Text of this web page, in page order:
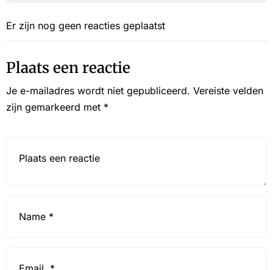
Er zijn nog geen reacties geplaatst
Plaats een reactie
Je e-mailadres wordt niet gepubliceerd. Vereiste velden
zijn gemarkeerd met *